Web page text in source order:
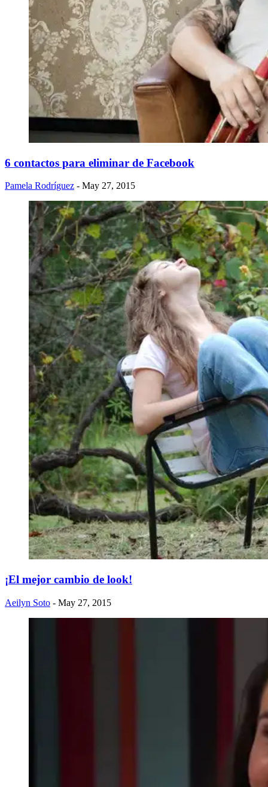
6 contactos para eliminar de Facebook
Pamela Rodríguez - May 27, 2015
¡El mejor cambio de look!
Aeilyn Soto - May 27, 2015